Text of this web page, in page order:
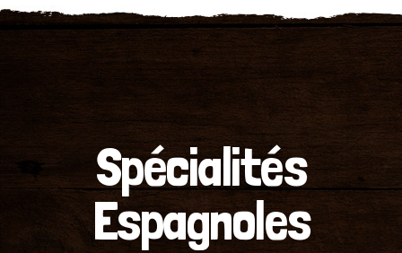
Spécialités
Espagnoles